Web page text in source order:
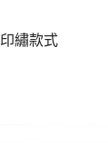
印繡款式